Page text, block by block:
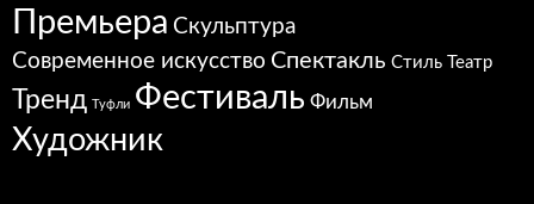
Премьера Скульптура
Современное искусство Спектакль Стиль Театр
Тренд Туфли Фестиваль Фильм
Художник